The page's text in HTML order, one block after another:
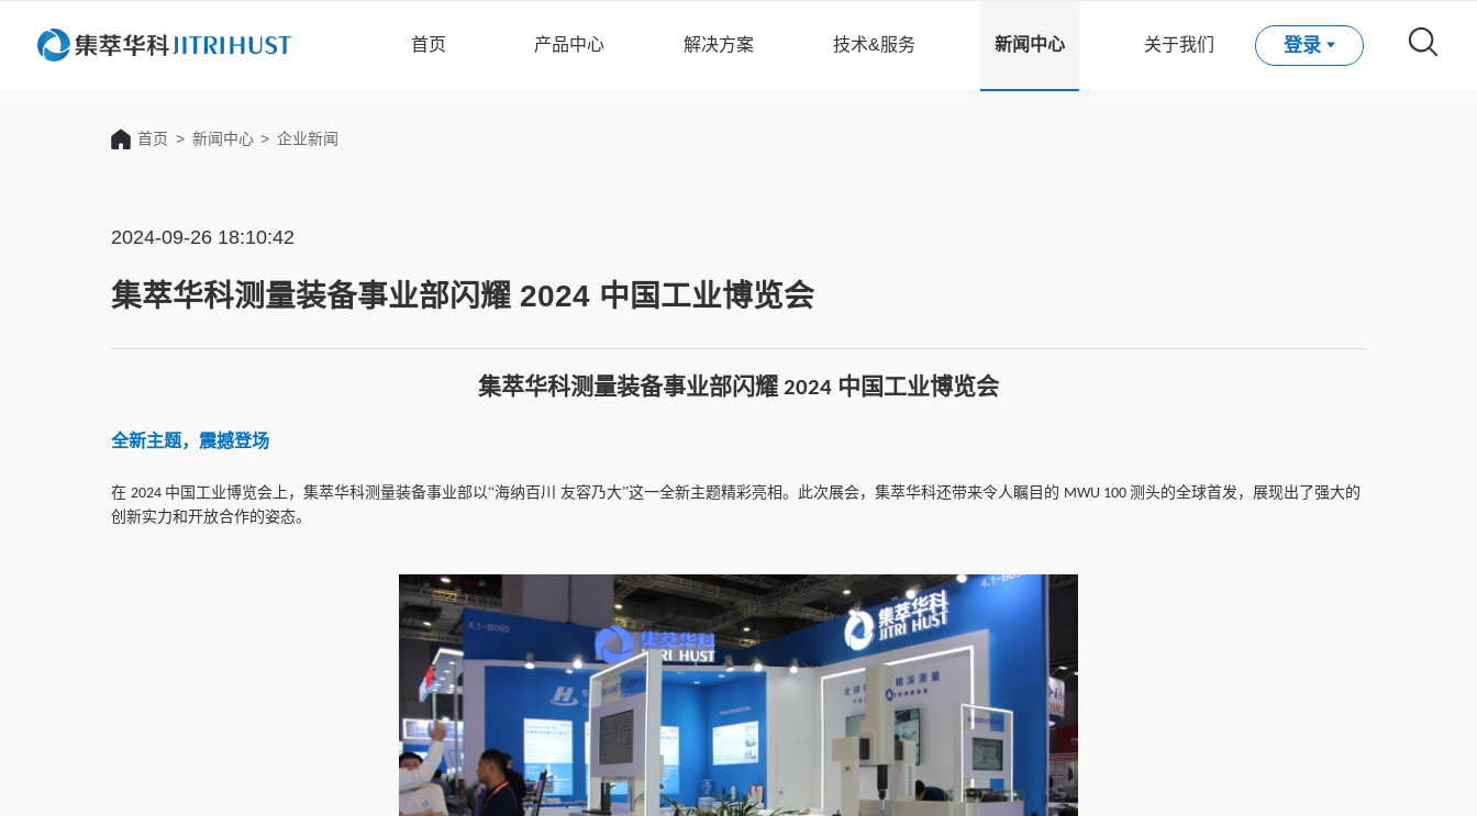
首页 产品中心 解决方案 技术&服务 新闻中心 关于我们 登录
首页 > 新闻中心 > 企业新闻
2024-09-26 18:10:42
集萃华科测量装备事业部闪耀 2024 中国工业博览会
集萃华科测量装备事业部闪耀 2024 中国工业博览会
全新主题，震撼登场
在 2024 中国工业博览会上，集萃华科测量装备事业部以“海纳百川 友容乃大”这一全新主题精彩亮相。此次展会， 集萃华科还带来令人瞩目的 MWU 100 测头的全球首发 ， 展现出了强大的
创新实力和开放合作的姿态。